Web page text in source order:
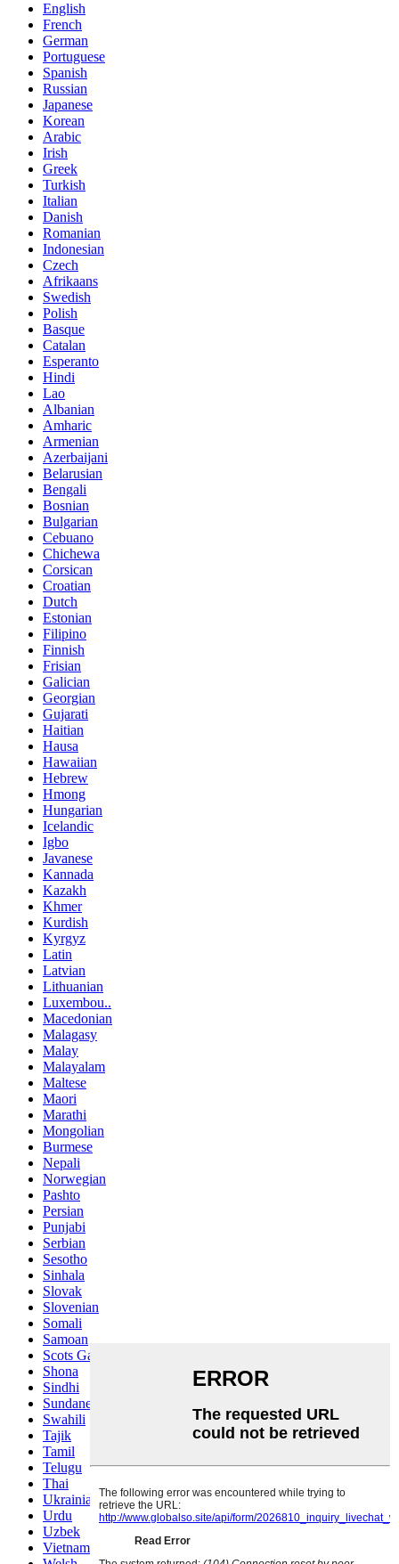
English
French
German
Portuguese
Spanish
Russian
Japanese
Korean
Arabic
Irish
Greek
Turkish
Italian
Danish
Romanian
Indonesian
Czech
Afrikaans
Swedish
Polish
Basque
Catalan
Esperanto
Hindi
Lao
Albanian
Amharic
Armenian
Azerbaijani
Belarusian
Bengali
Bosnian
Bulgarian
Cebuano
Chichewa
Corsican
Croatian
Dutch
Estonian
Filipino
Finnish
Frisian
Galician
Georgian
Gujarati
Haitian
Hausa
Hawaiian
Hebrew
Hmong
Hungarian
Icelandic
Igbo
Javanese
Kannada
Kazakh
Khmer
Kurdish
Kyrgyz
Latin
Latvian
Lithuanian
Luxembou..
Macedonian
Malagasy
Malay
Malayalam
Maltese
Maori
Marathi
Mongolian
Burmese
Nepali
Norwegian
Pashto
Persian
Punjabi
Serbian
Sesotho
Sinhala
Slovak
Slovenian
Somali
Samoan
Scots Gaelic
Shona
Sindhi
Sundanese
Swahili
Tajik
Tamil
Telugu
Thai
Ukrainian
Urdu
Uzbek
Vietnamese